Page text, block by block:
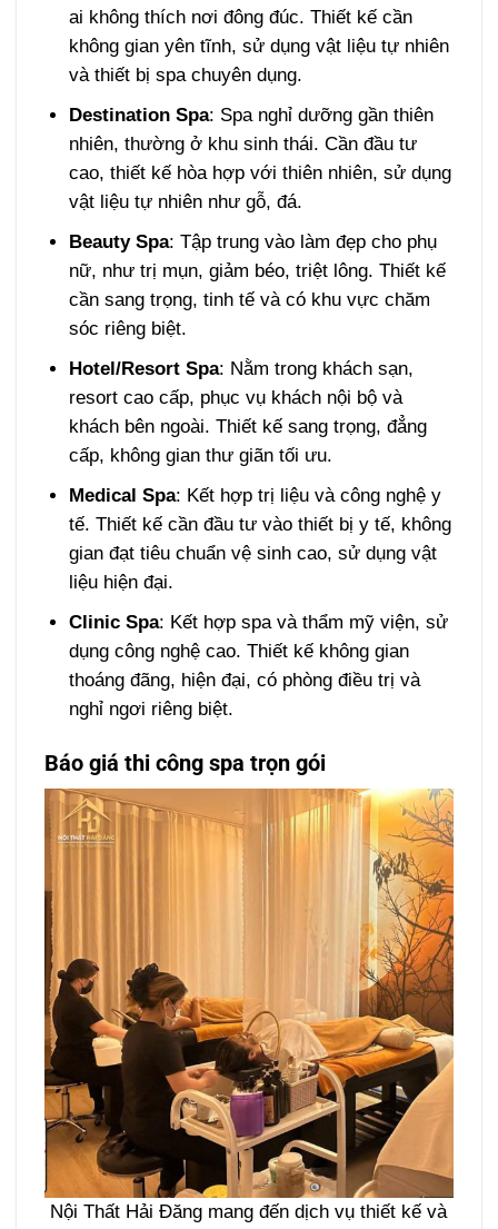
ai không thích nơi đông đúc. Thiết kế cần
không gian yên tĩnh, sử dụng vật liệu tự nhiên
và thiết bị spa chuyên dụng.
Destination Spa: Spa nghỉ dưỡng gần thiên
nhiên, thường ở khu sinh thái. Cần đầu tư
cao, thiết kế hòa hợp với thiên nhiên, sử dụng
vật liệu tự nhiên như gỗ, đá.
Beauty Spa: Tập trung vào làm đẹp cho phụ
nữ, như trị mụn, giảm béo, triệt lông. Thiết kế
cần sang trọng, tinh tế và có khu vực chăm
sóc riêng biệt.
Hotel/Resort Spa: Nằm trong khách sạn,
resort cao cấp, phục vụ khách nội bộ và
khách bên ngoài. Thiết kế sang trọng, đẳng
cấp, không gian thư giãn tối ưu.
Medical Spa: Kết hợp trị liệu và công nghệ y
tế. Thiết kế cần đầu tư vào thiết bị y tế, không
gian đạt tiêu chuẩn vệ sinh cao, sử dụng vật
liệu hiện đại.
Clinic Spa: Kết hợp spa và thẩm mỹ viện, sử
dụng công nghệ cao. Thiết kế không gian
thoáng đãng, hiện đại, có phòng điều trị và
nghỉ ngơi riêng biệt.
Báo giá thi công spa trọn gói
Nội Thất Hải Đăng mang đến dịch vụ thiết kế và